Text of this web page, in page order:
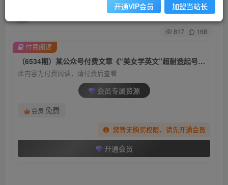
关注 私信
817 168
（6534期）某公众号付费文章《“美女学英文”超耐造起号、涨万粉教程》亲测效果爆炸
此内容为付费阅读，请付费后查看
会员专属资源
会员 免费
您暂无购买权限，请先开通会员
开通会员
付费阅读
开通VIP会员 加盟当站长